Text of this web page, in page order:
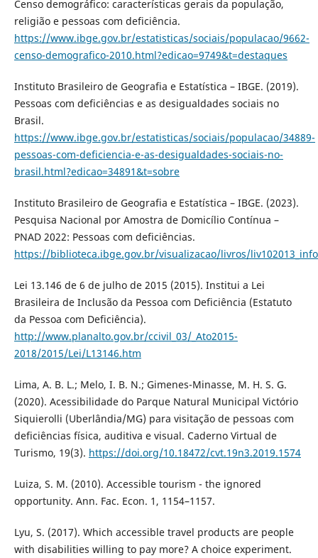
Censo demográfico: características gerais da população,
religião e pessoas com deficiência.
https://www.ibge.gov.br/estatisticas/sociais/populacao/9662-
censo-demografico-2010.html?edicao=9749&t=destaques
Instituto Brasileiro de Geografia e Estatística – IBGE. (2019).
Pessoas com deficiências e as desigualdades sociais no
Brasil.
https://www.ibge.gov.br/estatisticas/sociais/populacao/34889-
pessoas-com-deficiencia-e-as-desigualdades-sociais-no-
brasil.html?edicao=34891&t=sobre
Instituto Brasileiro de Geografia e Estatística – IBGE. (2023).
Pesquisa Nacional por Amostra de Domicílio Contínua –
PNAD 2022: Pessoas com deficiências.
https://biblioteca.ibge.gov.br/visualizacao/livros/
Lei 13.146 de 6 de julho de 2015 (2015). Institui a Lei
Brasileira de Inclusão da Pessoa com Deficiência (Estatuto
da Pessoa com Deficiência).
http://www.planalto.gov.br/ccivil_03/_Ato2015-
2018/2015/Lei/L13146.htm
Lima, A. B. L.; Melo, I. B. N.; Gimenes-Minasse, M. H. S. G.
(2020). Acessibilidade do Parque Natural Municipal Victório
Siquierolli (Uberlândia/MG) para visitação de pessoas com
deficiências física, auditiva e visual. Caderno Virtual de
Turismo, 19(3). https://doi.org/10.18472/cvt.19n3.2019.1574
Luiza, S. M. (2010). Accessible tourism - the ignored
opportunity. Ann. Fac. Econ. 1, 1154–1157.
Lyu, S. (2017). Which accessible travel products are people
with disabilities willing to pay more? A choice experiment.